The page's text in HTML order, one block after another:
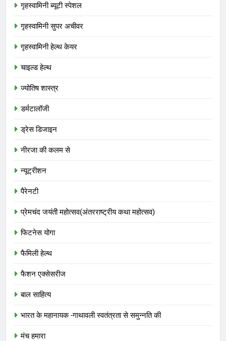
गृहस्वामिनी ब्यूटी स्पेशल
गृहस्वामिनी सुपर अचीवर
गृहस्वामिनी हेल्थ केयर
चाइल्ड हेल्थ
ज्योतिष शास्त्र
डर्मटालॉजी
ड्रेस डिजाइन
नीरजा की कलम से
न्यूट्रीशन
पैरेनटी
प्रेमचंद जयंती महोत्सव(अंतरराष्ट्रीय कथा महोत्सव)
फिटनेस योगा
फैमिली हेल्थ
फैशन एक्सेसरीज
बाल साहित्य
भारत के महानायक -गाथावली स्वतंत्रता से समुन्नति की
मंच हमारा